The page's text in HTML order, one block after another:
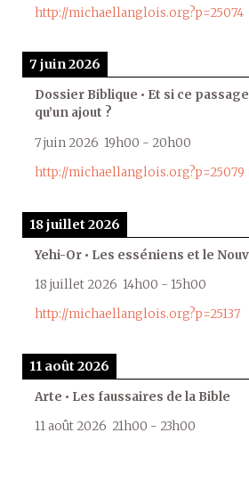
http://michaellanglois.org?p=25074
7 juin 2026
Dossier Biblique • Et si ce
qu’un ajout ?
7 juin 2026 19h00 - 20h00
http://michaellanglois.org?p=25079
18 juillet 2026
Yehi-Or • Les esséniens et le
18 juillet 2026 14h00 - 15h00
http://michaellanglois.org?p=25137
11 août 2026
Arte • Les faussaires de la Bible
11 août 2026 21h00 - 23h00